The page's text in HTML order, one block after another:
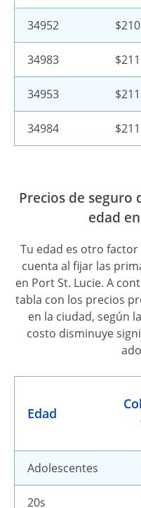
34952 $210
34983 $211
34953 $211
34984 $211
Precios de seguro
edad
Tu edad es otro
cuenta al fijar las
en Port St. Lucie. A
tabla con los precios
en la ciudad, según
costo disminuye
Edad
Adolescentes
20s